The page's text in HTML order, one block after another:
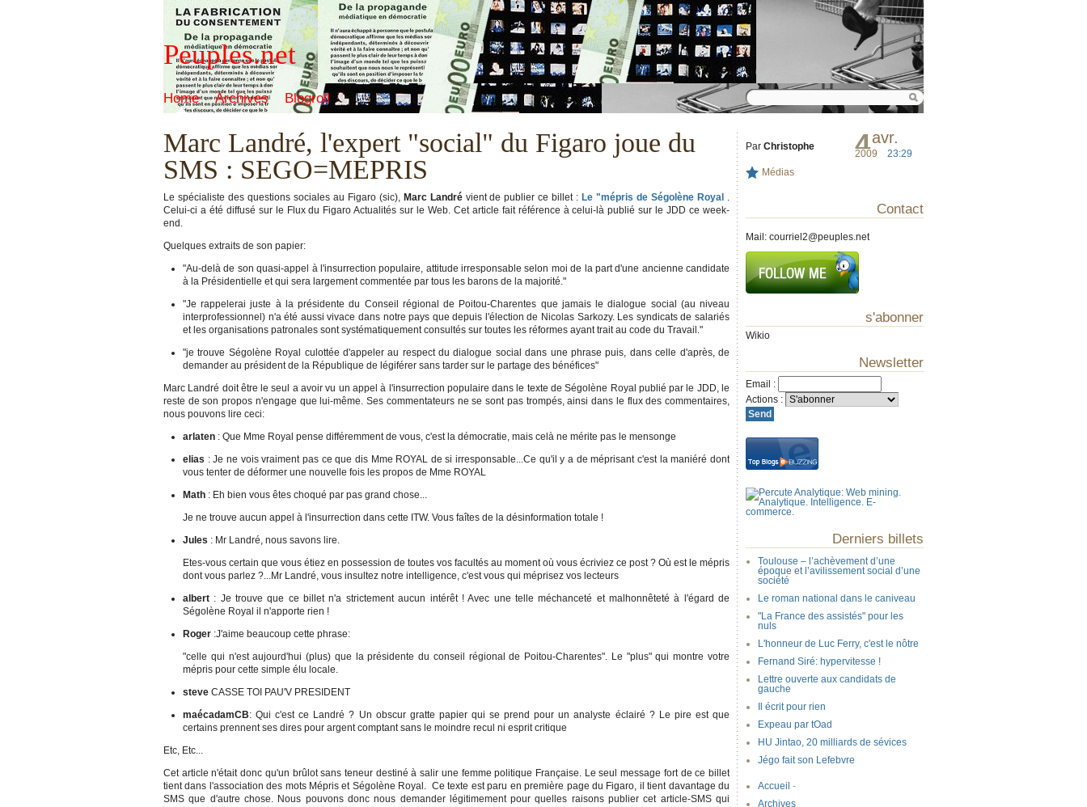
Peuples.net
Home Archives Blogroll
Marc Landré, l'expert "social" du Figaro joue du
SMS : SEGO=MEPRIS
4avr.
2009 23:29
Par Christophe
Médias
Le spécialiste des questions sociales au Figaro (sic), Marc Landrévient de publier ce billet : Le "mépris de Ségolène Royal .
Celui-ci a été diffusé sur le Flux du Figaro Actualités sur le Web. Cet article fait référence à celui-là publié sur le JDD ce week-
end.
Quelques extraits de son papier:
"Au-delà de son quasi-appel à l'insurrection populaire, attitude irresponsable selon moi de la part d'une ancienne candidate
à la Présidentielle et qui sera largement commentée par tous les barons de la majorité."
"Je rappelerai juste à la présidente du Conseil régional de Poitou-Charentes que jamais le dialogue social (au niveau
interprofessionnel) n'a été aussi vivace dans notre pays que depuis l'élection de Nicolas Sarkozy. Les syndicats de salariés
et les organisations patronales sont systématiquement consultés sur toutes les réformes ayant trait au code du Travail."
"je trouve Ségolène Royal culottée d'appeler au respect du dialogue social dans une phrase puis, dans celle d'après, de
demander au président de la République de légiférer sans tarder sur le partage des bénéfices"
Marc Landré doit être le seul a avoir vu un appel à l'insurrection populaire dans le texte de Ségolène Royal publié par le JDD, le
reste de son propos n'engage que lui-même. Ses commentateurs ne se sont pas trompés, ainsi dans le flux des commentaires,
nous pouvons lire ceci:
arlaten : Que Mme Royal pense différemment de vous, c'est la démocratie, mais celà ne mérite pas le mensonge
elias : Je ne vois vraiment pas ce que dis Mme ROYAL de si irresponsable...Ce qu'il y a de méprisant c'est la maniéré dont
vous tenter de déformer une nouvelle fois les propos de Mme ROYAL
Math : Eh bien vous êtes choqué par pas grand chose...
Je ne trouve aucun appel à l'insurrection dans cette ITW. Vous faîtes de la désinformation totale !
Jules : Mr Landré, nous savons lire.
Etes-vous certain que vous étiez en possession de toutes vos facultés au moment où vous écriviez ce post ? Où est le mépris
dont vous parlez ?...Mr Landré, vous insultez notre intelligence, c'est vous qui méprisez vos lecteurs
albert : Je trouve que ce billet n'a strictement aucun intérêt ! Avec une telle méchanceté et malhonnêteté à l'égard de
Ségolène Royal il n'apporte rien !
Roger :J'aime beaucoup cette phrase:
"celle qui n'est aujourd'hui (plus) que la présidente du conseil régional de Poitou-Charentes". Le "plus" qui montre votre
mépris pour cette simple élu locale.
steve CASSE TOI PAU'V PRESIDENT
maécadamCB: Qui c'est ce Landré ? Un obscur gratte papier qui se prend pour un analyste éclairé ? Le pire est que
certains prennent ses dires pour argent comptant sans le moindre recul ni esprit critique
Etc, Etc...
Cet article n'était donc qu'un brûlot sans teneur destiné à salir une femme politique Française. Le seul message fort de ce billet
tient dans l'association des mots Mépris et Ségolène Royal. Ce texte est paru en première page du Figaro, il tient davantage du
SMS que d'autre chose. Nous pouvons donc nous demander légitimement pour quelles raisons publier cet article-SMS qui
Contact
Mail: courriel2@peuples.net
s'abonner
Wikio
Newsletter
Email :
Actions :
Derniers billets
Toulouse – l’achèvement d’une
époque et l’avilissement social d’une
société
Le roman national dans le caniveau
"La France des assistés" pour les
nuls
L'honneur de Luc Ferry, c'est le nôtre
Fernand Siré: hypervitesse !
Lettre ouverte aux candidats de
gauche
Il écrit pour rien
Expeau par tOad
HU Jintao, 20 milliards de sévices
Jégo fait son Lefebvre
Accueil -
Archives